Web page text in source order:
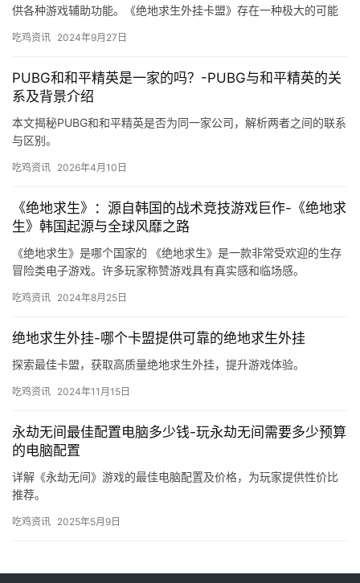
供各种游戏辅助功能。《绝地求生外挂卡盟》存在一种极大的可能
吃鸡资讯 2024年9月27日
PUBG和和平精英是一家的吗？-PUBG与和平精英的关
系及背景介绍
本文揭秘PUBG和和平精英是否为同一家公司，解析两者之间的联系
与区别。
吃鸡资讯 2026年4月10日
《绝地求生》：源自韩国的战术竞技游戏巨作-《绝地求
生》韩国起源与全球风靡之路
《绝地求生》是哪个国家的 《绝地求生》是一款非常受欢迎的生存
冒险类电子游戏。许多玩家称赞游戏具有真实感和临场感。
吃鸡资讯 2024年8月25日
绝地求生外挂-哪个卡盟提供可靠的绝地求生外挂
探索最佳卡盟，获取高质量绝地求生外挂，提升游戏体验。
吃鸡资讯 2024年11月15日
永劫无间最佳配置电脑多少钱-玩永劫无间需要多少预算
的电脑配置
详解《永劫无间》游戏的最佳电脑配置及价格，为玩家提供性价比
推荐。
吃鸡资讯 2025年5月9日